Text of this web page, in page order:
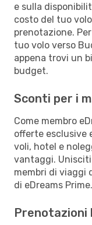
e sulla
costo del tuo
prenotazione.
tuo volo verso
appena trovi un
budget.
Sconti per i
Come membro
offerte esclusive
voli, hotel e
vantaggi.
membri di viaggi
di eDreams Prime.
Prenotazioni